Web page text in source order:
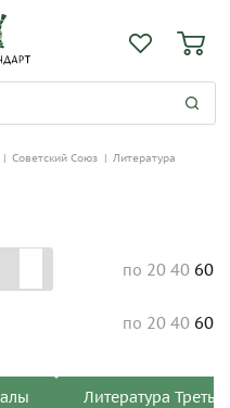
| Советский Союз | Литература
по 20 40 60
по 20 40 60
Литература